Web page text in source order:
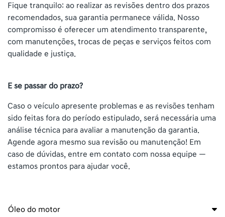
Fique tranquilo: ao realizar as revisões dentro dos prazos
recomendados, sua garantia permanece válida. Nosso
compromisso é oferecer um atendimento transparente,
com manutenções, trocas de peças e serviços feitos com
qualidade e justiça.
E se passar do prazo?
Caso o veículo apresente problemas e as revisões tenham
sido feitas fora do período estipulado, será necessária uma
análise técnica para avaliar a manutenção da garantia.
Agende agora mesmo sua revisão ou manutenção! Em
caso de dúvidas, entre em contato com nossa equipe —
estamos prontos para ajudar você.
Óleo do motor